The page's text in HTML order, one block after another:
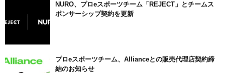
NURO、プロeスポーツチーム「REJECT」とチームス
ポンサーシップ契約を更新
プロeスポーツチーム、Allianceとの販売代理店契約締
結のお知らせ